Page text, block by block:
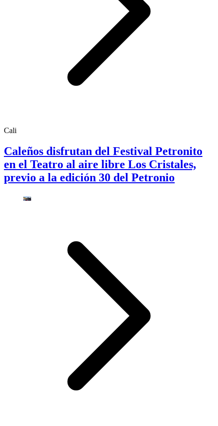
Cali
Caleños disfrutan del Festival Petronito
en el Teatro al aire libre Los Cristales,
previo a la edición 30 del Petronio